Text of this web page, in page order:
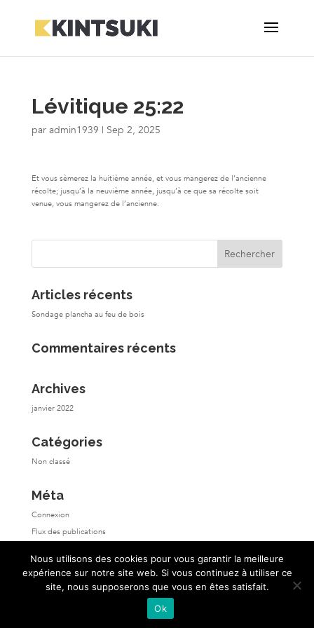
Lévitique 25:22
par admin1939 | Sep 2, 2025
Et vous sèmerez la huitième année, et vous mangerez de l’ancienne
récolte; jusqu’à la neuvième année, jusqu’à ce que sa récolte soit
venue, vous mangerez de l’ancienne.
Articles récents
Sondage plancha au feu de bois
Commentaires récents
Archives
janvier 2022
Catégories
Non classé
Méta
Connexion
Flux des publications
Site de WordPress-FR
Nous utilisons des cookies pour vous garantir la meilleure
expérience sur notre site web. Si vous continuez à utiliser ce
site, nous supposerons que vous en êtes satisfait.
Ok